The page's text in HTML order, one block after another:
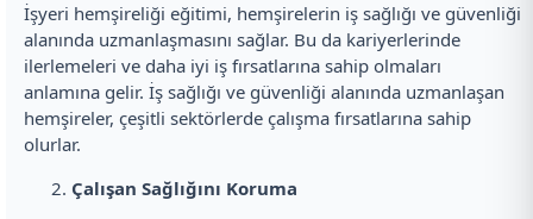
İşyeri hemşireliği eğitimi, hemşirelerin iş sağlığı ve güvenliği
alanında uzmanlaşmasını sağlar. Bu da kariyerlerinde
ilerlemeleri ve daha iyi iş fırsatlarına sahip olmaları
anlamına gelir. İş sağlığı ve güvenliği alanında uzmanlaşan
hemşireler, çeşitli sektörlerde çalışma fırsatlarına sahip
olurlar.
Çalışan Sağlığını Koruma